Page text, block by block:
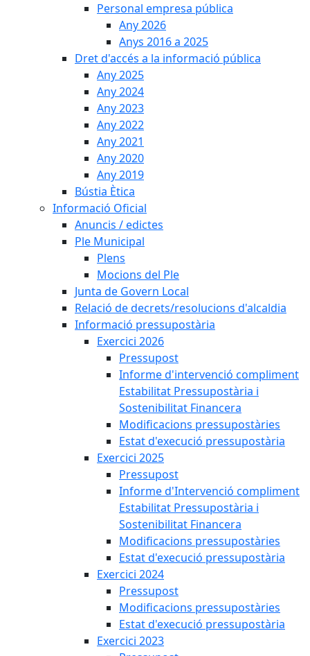
Personal empresa pública
Any 2026
Anys 2016 a 2025
Dret d'accés a la informació pública
Any 2025
Any 2024
Any 2023
Any 2022
Any 2021
Any 2020
Any 2019
Bústia Ètica
Informació Oficial
Anuncis / edictes
Ple Municipal
Plens
Mocions del Ple
Junta de Govern Local
Relació de decrets/resolucions d'alcaldia
Informació pressupostària
Exercici 2026
Pressupost
Informe d'intervenció compliment
Estabilitat Pressupostària i
Sostenibilitat Financera
Modificacions pressupostàries
Estat d'execució pressupostària
Exercici 2025
Pressupost
Informe d'Intervenció compliment
Estabilitat Pressupostària i
Sostenibilitat Financera
Modificacions pressupostàries
Estat d'execució pressupostària
Exercici 2024
Pressupost
Modificacions pressupostàries
Estat d'execució pressupostària
Exercici 2023